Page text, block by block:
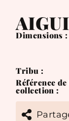
Dimensions :
Tribu :
Référence de
collection :